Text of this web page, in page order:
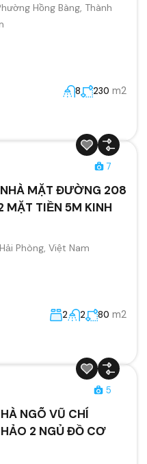
Hồng Bàng, Thành
8 230 m2
7
MẶT ĐƯỜNG 208
TIỀN 5M KINH
Phòng, Việt Nam
2 2 80 m2
5
NGÕ VŨ CHÍ
2 NGỦ ĐỒ CƠ